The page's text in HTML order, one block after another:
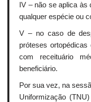
IV – não se aplica às
qualquer espécie ou
V – no caso de
próteses
com receituário
beneficiário.
Por sua vez, na
Uniformização